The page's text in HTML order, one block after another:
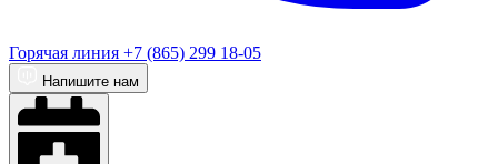
Горячая линия +7 (865) 299 18-05
Напишите нам